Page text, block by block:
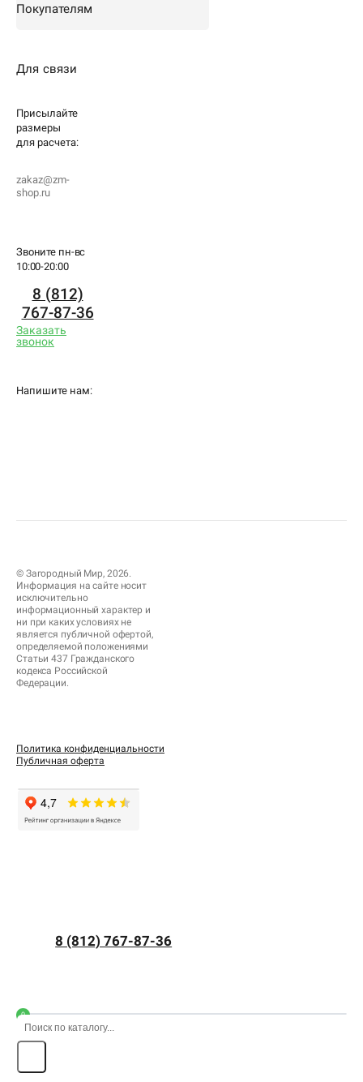
Покупателям
Для связи
Присылайте
размеры
для расчета:
zakaz@zm-
shop.ru
Звоните пн-вс
10:00-20:00
8 (812)
767-87-36
Заказать
звонок
Напишите нам:
© Загородный Мир, 2026.
Информация на сайте носит
исключительно
информационный характер и
ни при каких условиях не
является публичной офертой,
определяемой положениями
Статьи 437 Гражданского
кодекса Российской
Федерации.
Политика конфиденциальности
Публичная оферта
8 (812) 767-87-36
0